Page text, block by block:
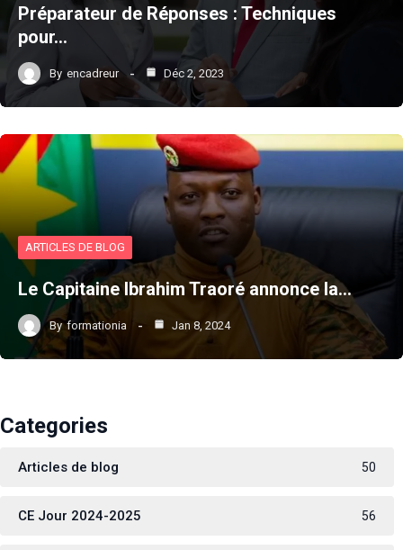
Préparateur de Réponses : Techniques
pour…
By encadreur Déc 2, 2023
ARTICLES DE BLOG
Le Capitaine Ibrahim Traoré annonce la…
By formationia Jan 8, 2024
Categories
Articles de blog 50
CE Jour 2024-2025 56